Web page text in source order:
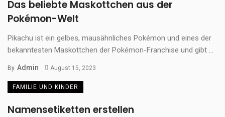
Das beliebte Maskottchen aus der
Pokémon-Welt
Pikachu ist ein gelbes, mausähnliches Pokémon und eines der
bekanntesten Maskottchen der Pokémon-Franchise und gibt ...
By Admin August 15, 2023
FAMILIE UND KINDER
Namensetiketten erstellen